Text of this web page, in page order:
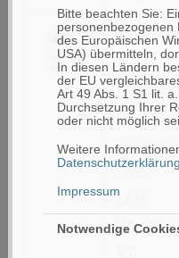
Bitte beachten Sie:
des Europäischen
USA) übermitteln,
In diesen Ländern
der EU
Art 49 Abs. 1 S1 lit.
Durchsetzung Ihrer
oder nicht möglich
Weitere
Datenschutzerklärung
Impressum
Notwendige
Sato
Sato
HC TT
(305dpi),
USB,
LAN,
WLAN,